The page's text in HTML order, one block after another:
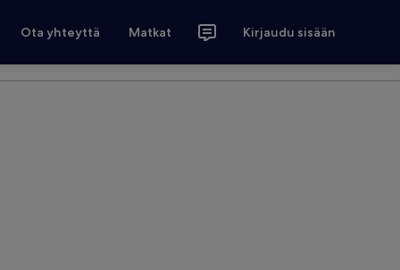
Ota yhteyttä Matkat Kirjaudu sisään